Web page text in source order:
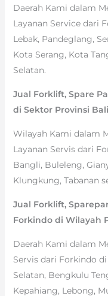
Daerah Kami dalam
Layanan Service dari
Lebak, Pandeglang,
Kota Serang, Kota
Selatan.
Jual Forklift, Spare
di Sektor Provinsi Bali
Wilayah Kami dalam
Layanan Servis dari
Bangli, Buleleng,
Klungkung, Tabanan
Jual Forklift,
Forkindo di Wilayah
Daerah Kami dalam
Servis dari Forkindo
Selatan, Bengkulu
Kepahiang, Lebong,